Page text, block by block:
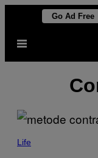
content
Go Ad Free
Open
Life